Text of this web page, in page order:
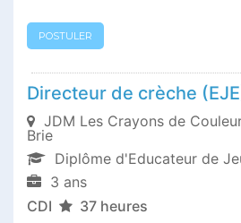
POSTULER
Directeur de crèche
JDM Les Crayons de
Brie
Diplôme d'Educateur de
3 ans
CDI
37 heures